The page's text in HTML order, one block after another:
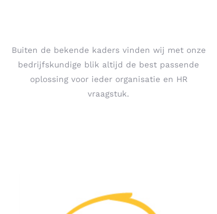
Buiten de bekende kaders vinden wij met onze
bedrijfskundige blik altijd de best passende
oplossing voor ieder organisatie en HR
vraagstuk.